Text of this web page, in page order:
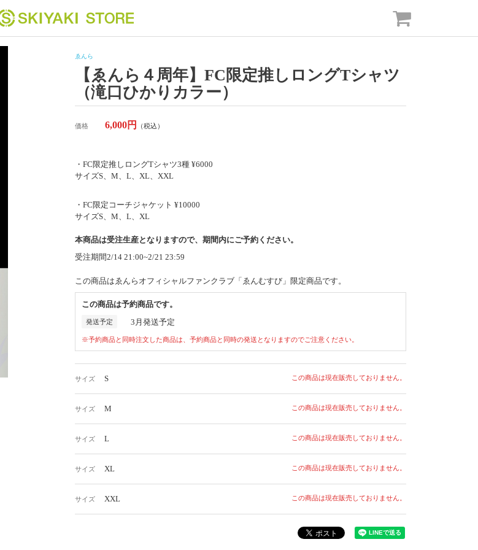
ゑんら
【ゑんら４周年】FC限定推しロングTシャツ
（滝口ひかりカラー）
価格 6,000円 （税込）
・FC限定推しロングTシャツ3種 ¥6000
サイズS、M、L、XL、XXL
・FC限定コーチジャケット ¥10000
サイズS、M、L、XL
本商品は受注生産となりますので、期間内にご予約ください。
受注期間2/14 21:00~2/21 23:59
この商品はゑんらオフィシャルファンクラブ「ゑんむすび」限定商品です。
この商品は予約商品です。
発送予定 3月発送予定
※予約商品と同時注文した商品は、予約商品と同時の発送となりますのでご注意ください。
サイズ S この商品は現在販売しておりません。
サイズ M この商品は現在販売しておりません。
サイズ L この商品は現在販売しておりません。
サイズ XL この商品は現在販売しておりません。
サイズ XXL この商品は現在販売しておりません。